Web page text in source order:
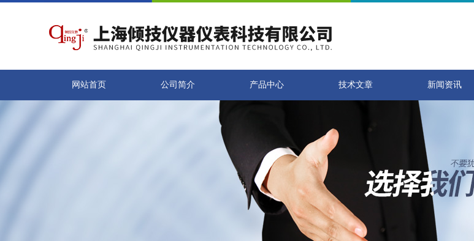
网站首页 公司简介 产品中心 技术文章 新闻资讯